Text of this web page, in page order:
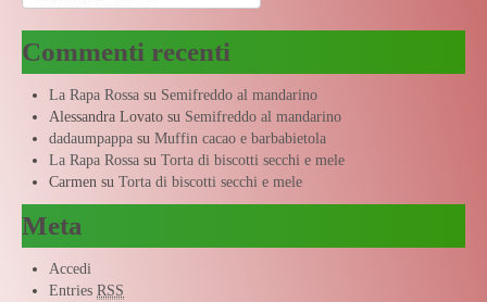
Commenti recenti
La Rapa Rossa su Semifreddo al mandarino
Alessandra Lovato su Semifreddo al mandarino
dadaumpappa su Muffin cacao e barbabietola
La Rapa Rossa su Torta di biscotti secchi e mele
Carmen su Torta di biscotti secchi e mele
Meta
Accedi
Entries RSS